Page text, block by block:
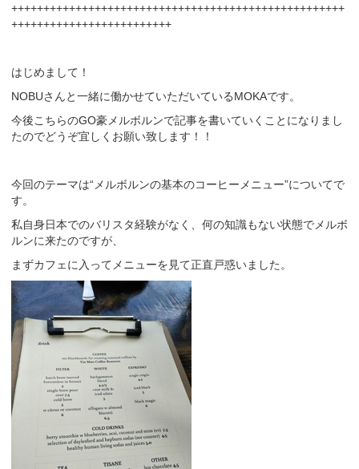
++++++++++++++++++++++++++++++++++++++++++++++++++++
+++++++++++++++++++++++++
はじめまして！
NOBUさんと一緒に働かせていただいているMOKAです。
今後こちらのGO豪メルボルンで記事を書いていくことになりまし
たのでどうぞ宜しくお願い致します！！
今回のテーマは“メルボルンの基本のコーヒーメニュー”についてで
す。
私自身日本でのバリスタ経験がなく、何の知識もない状態でメルボ
ルンに来たのですが、
まずカフェに入ってメニューを見て正直戸惑いました。